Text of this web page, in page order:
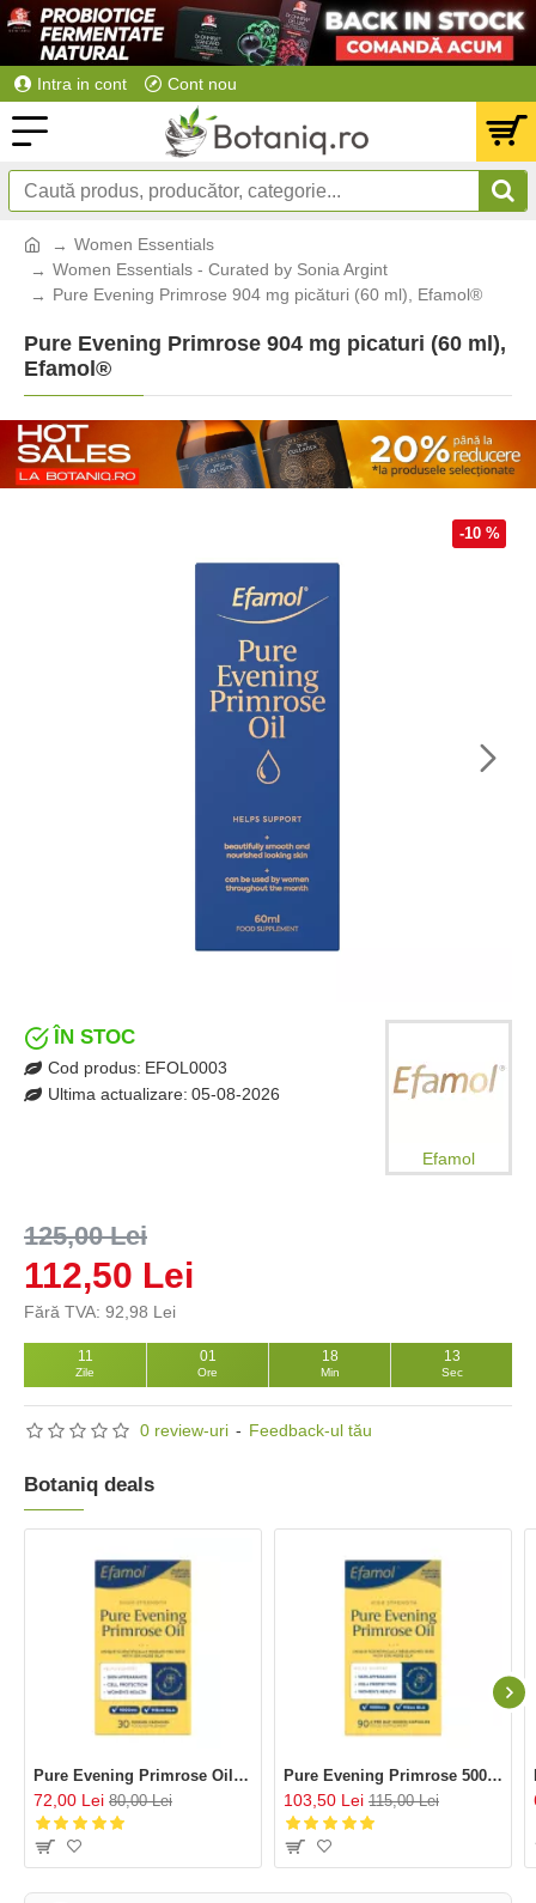
Intra in cont Cont nou
Women Essentials
Women Essentials - Curated by Sonia Argint
Pure Evening Primrose 904 mg picături (60 ml), Efamol®
Pure Evening Primrose 904 mg picaturi (60 ml),
Efamol®
-10 %
0 review-uri - Feedback-ul tău
11
Zile
01
Ore
18
Min
12
Sec
125,00 Lei
112,50 Lei
Fără TVA: 92,98 Lei
ÎN STOC
Cod produs: EFOL0003
Ultima actualizare: 05-08-2026
Efamol
Botaniq deals
Pure Evening Primrose Oil 1000mg (30 capsule), Efamol®
72,00 Lei 80,00 Lei
Pure Evening Primrose 500 mg (90 capsule), Efamol®
103,50 Lei 115,00 Lei